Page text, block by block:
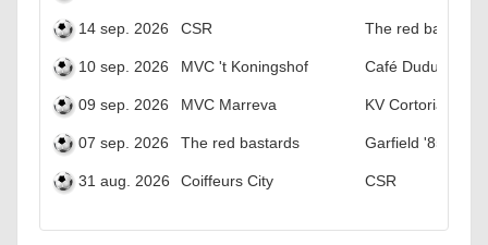
14 sep. 2026 CSR The red bastards
10 sep. 2026 MVC 't Koningshof Café Dudu
09 sep. 2026 MVC Marreva KV Cortoriacum
07 sep. 2026 The red bastards Garfield '85
31 aug. 2026 Coiffeurs City CSR